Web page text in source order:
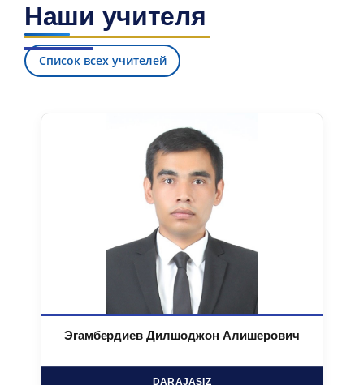
Наши учителя
Список всех учителей
Эгамбердиев Дилшоджон Алишерович
DARAJASIZ